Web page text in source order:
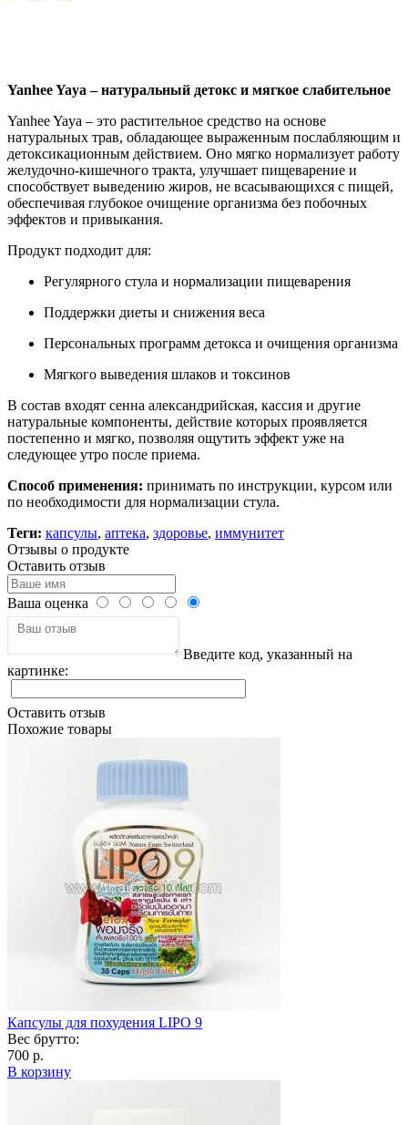
Yanhee Yaya – натуральный детокс и мягкое слабительное
Yanhee Yaya – это растительное средство на основе
натуральных трав, обладающее выраженным послабляющим и
детоксикационным действием. Оно мягко нормализует работу
желудочно-кишечного тракта, улучшает пищеварение и
способствует выведению жиров, не всасывающихся с пищей,
обеспечивая глубокое очищение организма без побочных
эффектов и привыкания.
Продукт подходит для:
Регулярного стула и нормализации пищеварения
Поддержки диеты и снижения веса
Персональных программ детокса и очищения организма
Мягкого выведения шлаков и токсинов
В состав входят сенна александрийская, кассия и другие
натуральные компоненты, действие которых проявляется
постепенно и мягко, позволяя ощутить эффект уже на
следующее утро после приема.
Способ применения: принимать по инструкции, курсом или
по необходимости для нормализации стула.
Теги: капсулы, аптека, здоровье, иммунитет
Отзывы о продукте
Оставить отзыв
Ваша оценка
Введите код, указанный на
картинке:
Оставить отзыв
Похожие товары
Капсулы для похудения LIPO 9
Вес брутто:
700 р.
В корзину